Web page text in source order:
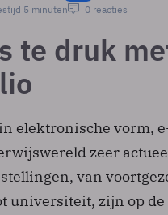
5 minuten 0 reacties
te druk
elektronische vorm,
zeer
van
universiteit, zijn op de